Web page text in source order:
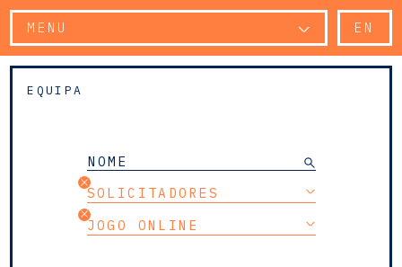
MENU EN
EQUIPA
SOLICITADORES
JOGO ONLINE